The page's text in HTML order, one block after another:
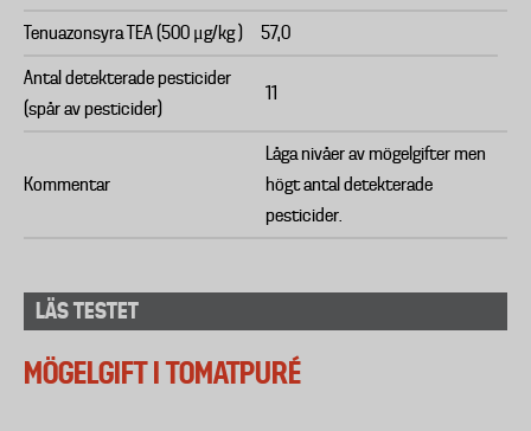
Tenuazonsyra TEA (500 μg/kg ) 57,0
Antal detekterade pesticider
(spår av pesticider)
11
Kommentar
Låga nivåer av mögelgifter men
högt antal detekterade
pesticider.
LÄS TESTET
MÖGELGIFT I TOMATPURÉ